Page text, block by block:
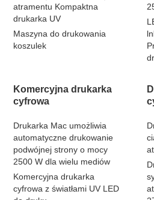
atramentu Kompaktna
drukarka UV
Maszyna do drukowania
koszulek
Komercyjna drukarka
cyfrowa
Drukarka Mac umożliwia
automatyczne drukowanie
podwójnej strony o mocy
2500 W dla wielu mediów
Komercyjna drukarka
cyfrowa z światłami UV LED